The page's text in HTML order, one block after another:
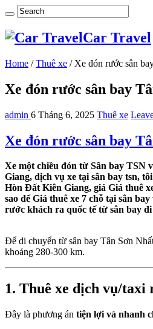
Car Travel
Home / Thuê xe / Xe đón rước sân
Xe đón rước sân bay
admin 6 Tháng 6, 2025 Thuê xe
Xe đón rước sân bay
Xe một chiều đón từ Sân bay TSN
Giang, dịch vụ xe tại sân bay tsn,
Hòn Đất Kiên Giang, giá Giá thuê
sao để Giá thuê xe 7 chỗ tại sân
rước khách ra quốc tế từ sân bay
Để di chuyển từ sân bay Tân Sơn
khoảng 280-300 km.
1. Thuê xe dịch vụ/taxi
Đây là phương án tiện lợi và nhanh